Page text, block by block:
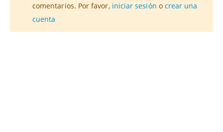
comentarios. Por favor, iniciar sesión o crear una
cuenta